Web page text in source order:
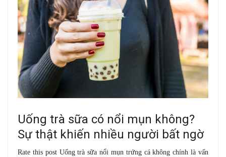
Uống trà sữa có nổi mụn không?
Sự thật khiến nhiều người bất ngờ
Rate this post Uống trà sữa nổi mụn trứng cá không chính là vấn